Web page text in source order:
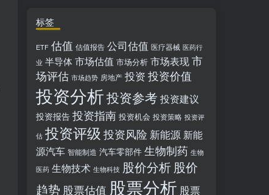
标签
ETF 估值 估值报告 公司估值 医疗器械 医药行
业 半导体市场估值 市场分析 市场表现市
场评估 市场趋势 房地产 投资 投资价值
投资分析投资参考 投资建议
投资报告 投资指南 投资机会 投资策略 投资评
估 投资评级 投资风险 新能源 新能
源汽车 智能制造 汽车零部件 生物制药 生物
医药 生物技术 生物科技 股价分析 股价
趋势 股票估值 股票分析 股票